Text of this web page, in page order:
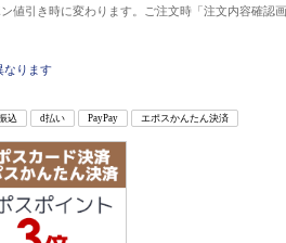
値引き時に変わります。ご注文時「注文内容確認
なります
込 d払い PayPay エポスかんたん決済